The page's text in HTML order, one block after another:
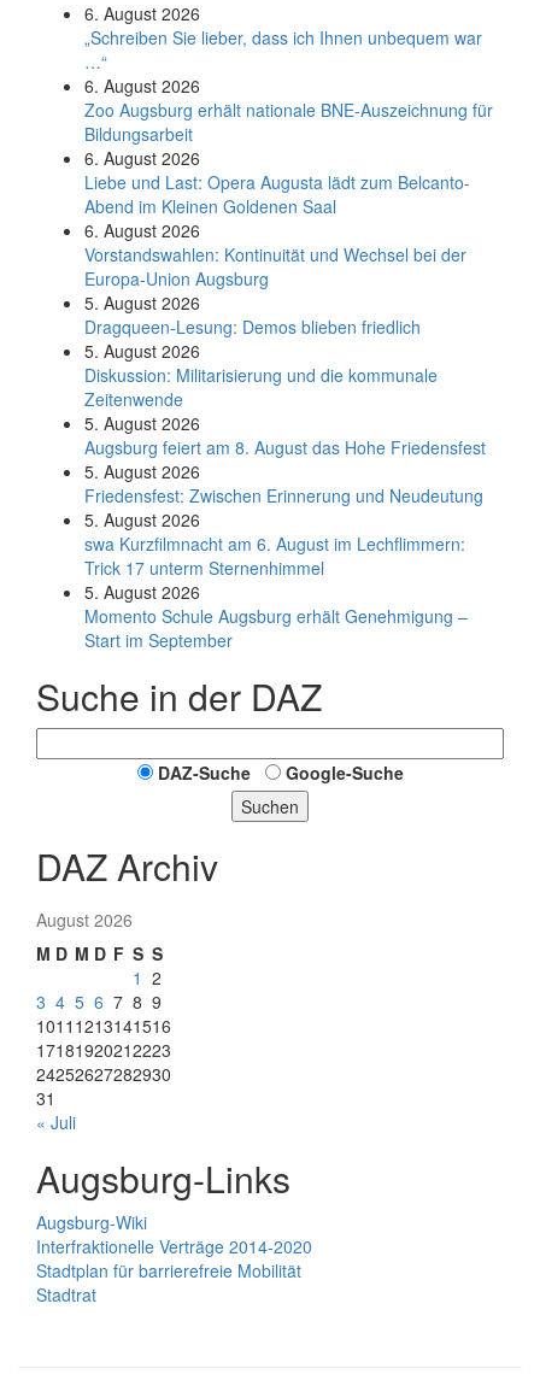
6. August 2026
„Schreiben Sie lieber, dass ich Ihnen unbequem war
…“
6. August 2026
Zoo Augsburg erhält nationale BNE-Auszeichnung für
Bildungsarbeit
6. August 2026
Liebe und Last: Opera Augusta lädt zum Belcanto-
Abend im Kleinen Goldenen Saal
6. August 2026
Vorstandswahlen: Kontinuität und Wechsel bei der
Europa-Union Augsburg
5. August 2026
Dragqueen-Lesung: Demos blieben friedlich
5. August 2026
Diskussion: Mi­li­ta­ri­sie­rung und die kommunale
Zeitenwende
5. August 2026
Augsburg feiert am 8. August das Hohe Friedensfest
5. August 2026
Friedensfest: Zwischen Erinnerung und Neudeutung
5. August 2026
swa Kurz­film­nacht am 6. August im Lech­flim­mern:
Trick 17 unterm Sternen­himmel
5. August 2026
Momento Schule Augsburg erhält Genehmigung –
Start im September
Suche in der DAZ
DAZ-Suche
Google-Suche
Suchen
DAZ Archiv
August 2026
M D M D F S S
1 2
3 4 5 6 7 8 9
1011 1213141516
17181920212223
24252627282930
31
« Juli
Augsburg-Links
Augsburg-Wiki
Interfraktionelle Verträge 2014-2020
Stadtplan für barrierefreie Mobilität
Stadtrat